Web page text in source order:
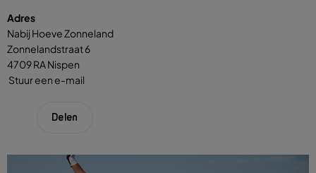
Zoeksuggesties
UITagenda
Wandelen
Winkeltijden en koopzondagen
Adres
Nabij Hoeve Zonneland
Zonnelandstraat 6
4709 RA Nispen
Stuur een e-mail
Delen